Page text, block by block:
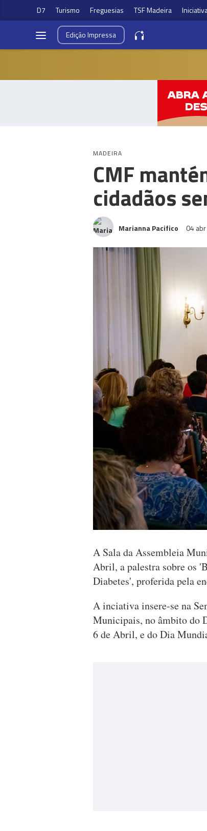
D7 Turismo Freguesias TSF Madeira
EdiçãoImpressa
MADEIRA
CMF
cidadãos
Marianna Pacifico 04
A Sala da Assembleia
Abril, a palestra sobre os
Diabetes', proferida pela
A inciativa insere-se na
Municipais, no âmbito do
6 de Abril, e do Dia